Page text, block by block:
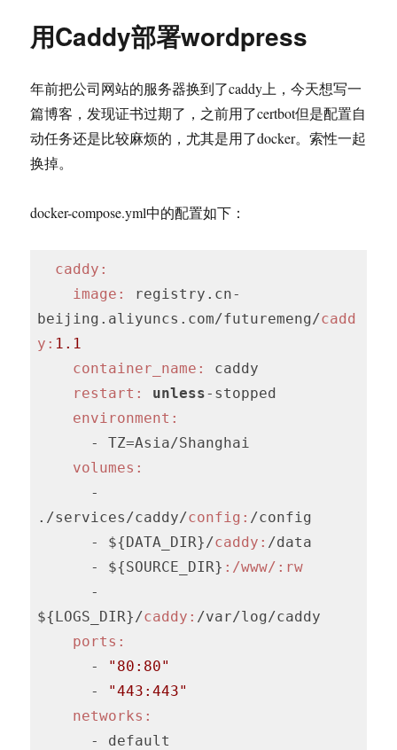
前
用
語
音
字
方
是
aadnk/faster-
用Caddy部署wordpress
年前把公司网站的服务器换到了caddy上，今天想写一
篇博客，发现证书过期了，之前用了certbot但是配置自
动任务还是比较麻烦的，尤其是用了docker。索性一起
换掉。
docker-compose.yml中的配置如下：
caddy:
image:
registry.cn-
beijing.aliyuncs.com/futuremeng/cadd
y: 1.1
container_name:
caddy
restart:
unless-stopped
environment:
volumes:
./services/caddy/config: /config
      - ${DATA_DIR}/
caddy: /data
      - ${SOURCE_DIR}
:/www/ :rw
${LOGS_DIR}/caddy: /var/log/caddy
ports:
      -
"80:80"
      -
"443:443"
networks:
      - default